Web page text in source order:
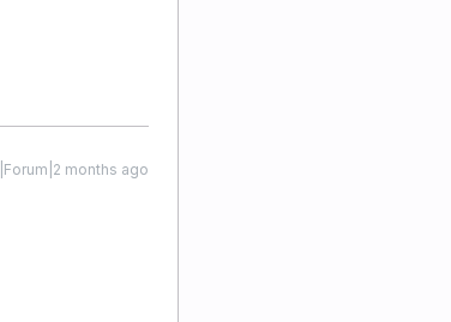
months ago